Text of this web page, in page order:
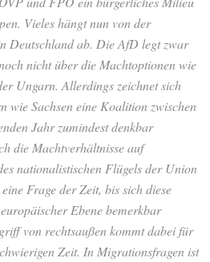
Vieles hängt nun von der
Deutschland ab. Die AfD legt zwar
nicht über die Machtoptionen wie
Ungarn. Allerdings zeichnet sich
wie Sachsen eine Koalition zwischen
Jahr zumindest denkbar
die Machtverhältnisse auf
nationalistischen Flügels der Union
Frage der Zeit, bis sich diese
Ebene bemerkbar
von rechtsaußen kommt dabei für
Zeit. In Migrationsfragen ist